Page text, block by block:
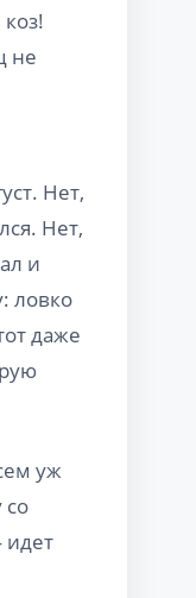
не
Нет,
Нет,
и
ловко
даже
уж
со
идет